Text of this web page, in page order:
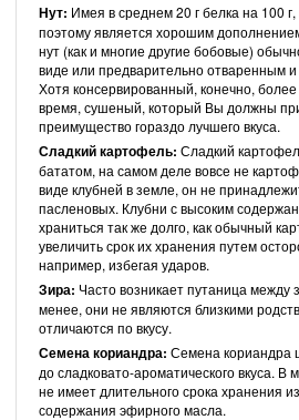
Нут: Имея в среднем 20 г белка на 100
поэтому является хорошим
нут (как и многие другие бобовые)
виде или предварительно отваренным
Хотя консервированный, конечно,
время, сушеный, который Вы должны
преимущество гораздо лучшего вкуса.
Сладкий картофель: Сладкий
бататом, на самом деле вовсе не
виде клубней в земле, он не
пасленовых. Клубни с высоким
храниться так же долго, как обычный
увеличить срок их хранения путем
например, избегая ударов.
Зира: Часто возникает путаница между
менее, они не являются близкими
отличаются по вкусу.
Семена кориандра: Семена кориандра
до сладковато-ароматического вкуса. В
не имеет длительного срока хранения
содержания эфирного масла.